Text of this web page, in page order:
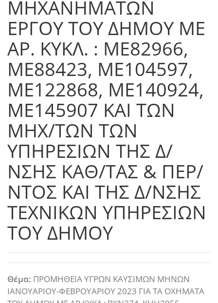
ΜΗΧΑΝΗΜΑΤΩΝ
ΕΡΓΟΥ ΤΟΥ ΔΗΜΟΥ ΜΕ
ΑΡ. ΚΥΚΛ. : ΜΕ82966,
ΜΕ88423, ΜΕ104597,
ΜΕ122868, ΜΕ140924,
ΜΕ145907 ΚΑΙ ΤΩΝ
ΜΗΧ/ΤΩΝ ΤΩΝ
ΥΠΗΡΕΣΙΩΝ ΤΗΣ Δ/
ΝΣΗΣ ΚΑΘ/ΤΑΣ & ΠΕΡ/
ΝΤΟΣ ΚΑΙ ΤΗΣ Δ/ΝΣΗΣ
ΤΕΧΝΙΚΩΝ ΥΠΗΡΕΣΙΩΝ
ΤΟΥ ΔΗΜΟΥ
Θέμα: ΠΡΟΜΗΘΕΙΑ ΥΓΡΩΝ ΚΑΥΣΙΜΩΝ ΜΗΝΩΝ
ΙΑΝΟΥΑΡΙΟΥ-ΦΕΒΡΟΥΑΡΙΟΥ 2023 ΓΙΑ ΤΑ ΟΧΗΜΑΤΑ